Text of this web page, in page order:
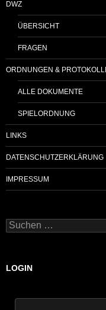
DWZ
ÜBERSICHT
FRAGEN
ORDNUNGEN &
ALLE DOKUMENTE
SPIELORDNUNG
LINKS
DATENSCHUTZERKLÄRUNG
IMPRESSUM
Suchen
nach:
LOGIN